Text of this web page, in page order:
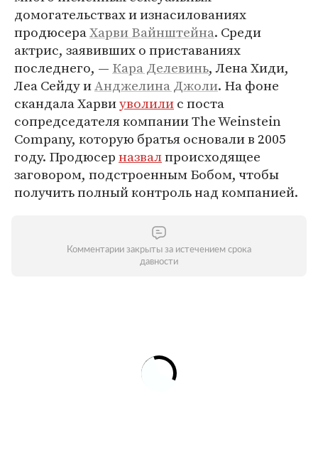
домогательствах и изнасилованиях
продюсераХарви Вайнштейна. Среди
актрис, заявивших о приставаниях
последнего, — Кара Делевинь, Лена Хиди,
Леа Сейду иАнджелина Джоли. На фоне
скандала Харвиуволилис поста
сопредседателя компании The Weinstein
Company, которую братья основали в 2005
году. Продюсерназвалпроисходящее
заговором, подстроенным Бобом, чтобы
получить полный контроль над компанией.
Комментарии закрыты за истечением срока
давности